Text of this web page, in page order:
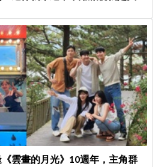
雲畫的月光》10週年，主角群